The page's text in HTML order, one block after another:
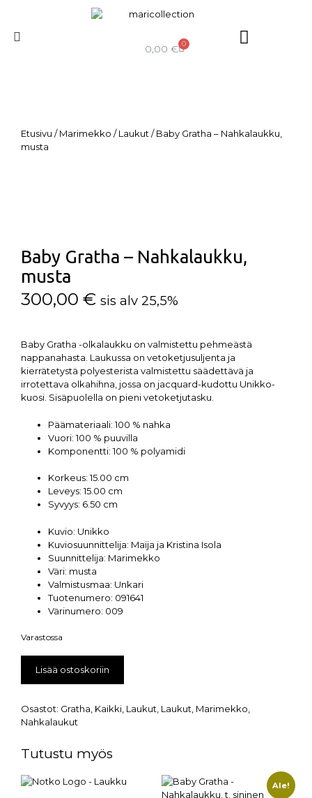
0,00 € 0
Etusivu /Marimekko /Laukut / Baby Gratha – Nahkalaukku,
musta
Baby Gratha – Nahkalaukku,
musta
300,00 € sis alv 25,5%
Baby Gratha -olkalaukku on valmistettu pehmeästä
nappanahasta. Laukussa on vetoketjusuljenta ja
kierrätetystä polyesterista valmistettu säädettävä ja
irrotettava olkahihna, jossa on jacquard-kudottu Unikko-
kuosi. Sisäpuolella on pieni vetoketjutasku.
Päämateriaali: 100 % nahka
Vuori: 100 % puuvilla
Komponentti: 100 % polyamidi
Korkeus: 15.00 cm
Leveys: 15.00 cm
Syvyys: 6.50 cm
Kuvio: Unikko
Kuviosuunnittelija: Maija ja Kristina Isola
Suunnittelija: Marimekko
Väri: musta
Valmistusmaa: Unkari
Tuotenumero: 091641
Värinumero: 009
Varastossa
Lisää ostoskoriin
Osastot: Gratha Kaikki Laukut Laukut Marimekko
Nahkalaukut
Tutustu myös
Ale!